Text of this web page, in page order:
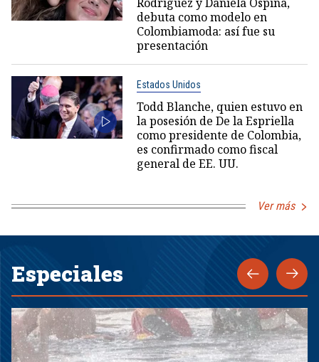
debuta como modelo en
Colombiamoda: así fue su
presentación
Estados Unidos
Todd Blanche, quien estuvo en
la posesión de De la Espriella
como presidente de Colombia,
es confirmado como fiscal
general de EE. UU.
Ver más
Especiales